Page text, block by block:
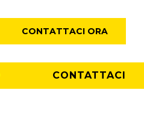
CONTATTACI ORA
CONTATTACI